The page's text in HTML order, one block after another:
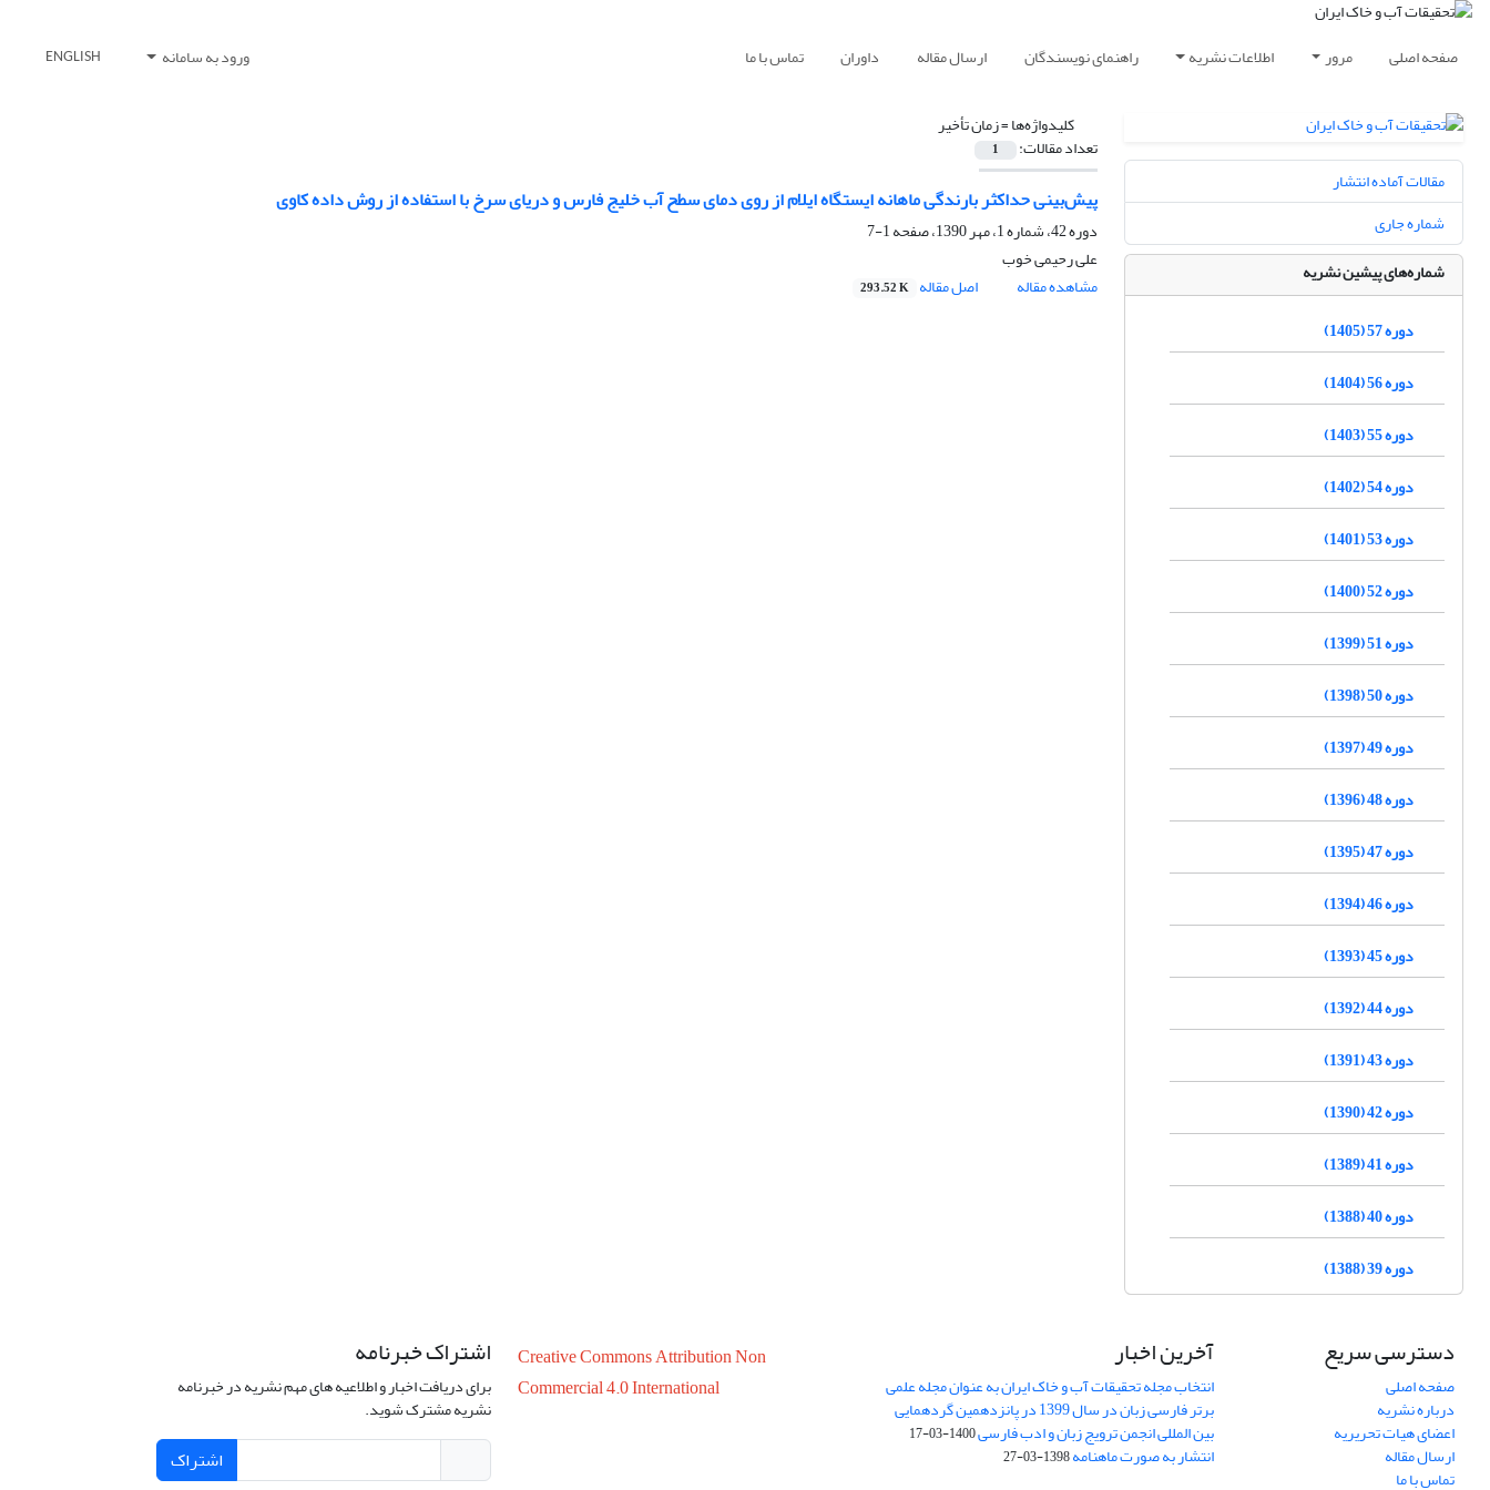
صفحه اصلی مرور اطلاعات نشریه راهنمای نویسندگان ارسال مقاله داوران تماس با ما ورود به سامانه ENGLISH
کلیدواژه‌ها =زمان تأخیر
تعداد مقالات: 1
پیش‌بینی حداکثر بارندگی ماهانه ایستگاه ایلام از روی دمای سطح آب خلیج فارس و دریای سرخ با استفاده از روش داده کاوی
دوره 42، شماره 1، مهر 1390، صفحه
1-7
علی رحیمی خوب
مشاهده مقاله
اصل مقاله 293.52 K
مقالات آماده انتشار
شماره جاری
شماره‌های پیشین نشریه
دوره 57 (1405)
دوره 56 (1404)
دوره 55 (1403)
دوره 54 (1402)
دوره 53 (1401)
دوره 52 (1400)
دوره 51 (1399)
دوره 50 (1398)
دوره 49 (1397)
دوره 48 (1396)
دوره 47 (1395)
دوره 46 (1394)
دوره 45 (1393)
دوره 44 (1392)
دوره 43 (1391)
دوره 42 (1390)
دوره 41 (1389)
دوره 40 (1388)
دوره 39 (1388)
دسترسی سریع
صفحه اصلی
درباره نشریه
اعضای هیات تحریریه
ارسال مقاله
تماس با ما
آخرین اخبار
انتخاب مجله تحقیقات آب و خاک ایران به عنوان مجله علمی
برتر فارسی زبان در سال 1399 در پانزدهمین گردهمایی
بین المللی انجمن ترویج زبان و ادب فارسی1400-03-17
انتشار به صورت ماهنامه1398-03-27
Creative Commons Attribution Non
Commercial 4.0 International
اشتراک خبرنامه
برای دریافت اخبار و اطلاعیه های مهم نشریه در خبرنامه
نشریه مشترک شوید.
اشتراک